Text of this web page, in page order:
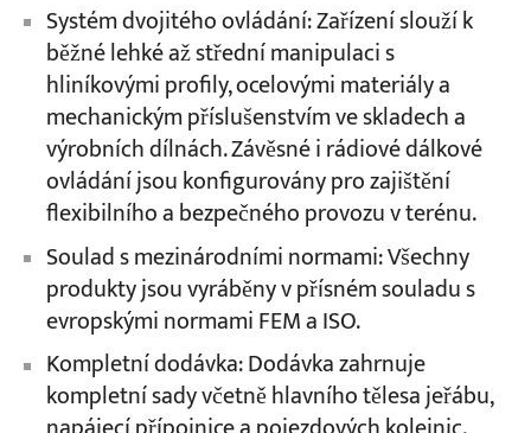
Systém dvojitého ovládání: Zařízení slouží k
běžné lehké až střední manipulaci s
hliníkovými profily, ocelovými materiály a
mechanickým příslušenstvím ve skladech a
výrobních dílnách. Závěsné i rádiové dálkové
ovládání jsou konfigurovány pro zajištění
flexibilního a bezpečného provozu v terénu.
Soulad s mezinárodními normami: Všechny
produkty jsou vyráběny v přísném souladu s
evropskými normami FEM a ISO.
Kompletní dodávka: Dodávka zahrnuje
kompletní sady včetně hlavního tělesa jeřábu,